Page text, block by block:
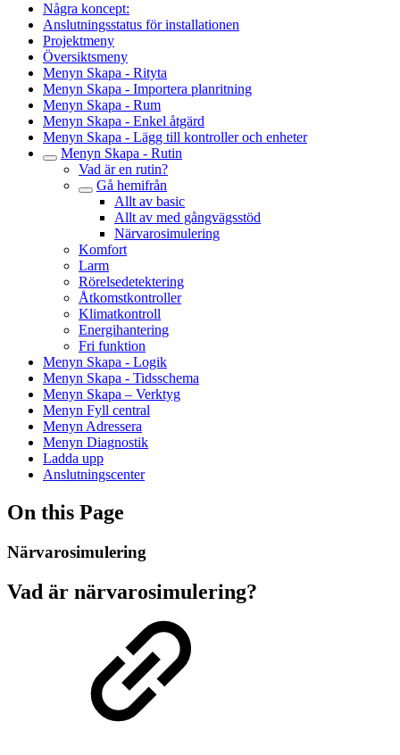
Några koncept:
Anslutningsstatus för installationen
Projektmeny
Översiktsmeny
Menyn Skapa - Rityta
Menyn Skapa - Importera planritning
Menyn Skapa - Rum
Menyn Skapa - Enkel åtgärd
Menyn Skapa - Lägg till kontroller och enheter
Menyn Skapa - Rutin
Vad är en rutin?
Gå hemifrån
Allt av basic
Allt av med gångvägsstöd
Närvarosimulering
Komfort
Larm
Rörelsedetektering
Åtkomstkontroller
Klimatkontroll
Energihantering
Fri funktion
Menyn Skapa - Logik
Menyn Skapa - Tidsschema
Menyn Skapa – Verktyg
Menyn Fyll central
Menyn Adressera
Menyn Diagnostik
Ladda upp
Anslutningscenter
On this Page
Närvarosimulering
Vad är närvarosimulering?